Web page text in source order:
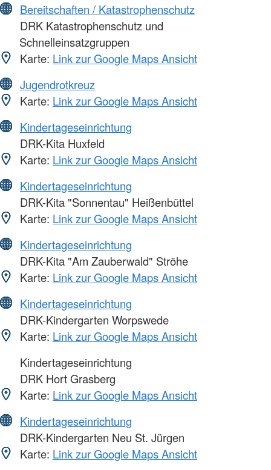
Bereitschaften / Katastrophenschutz
DRK Katastrophenschutz und
Schnelleinsatzgruppen
Karte: Link zur Google Maps Ansicht
Jugendrotkreuz
Karte: Link zur Google Maps Ansicht
Kindertageseinrichtung
DRK-Kita Huxfeld
Karte: Link zur Google Maps Ansicht
Kindertageseinrichtung
DRK-Kita "Sonnentau" Heißenbüttel
Karte: Link zur Google Maps Ansicht
Kindertageseinrichtung
DRK-Kita "Am Zauberwald" Ströhe
Karte: Link zur Google Maps Ansicht
Kindertageseinrichtung
DRK-Kindergarten Worpswede
Karte: Link zur Google Maps Ansicht
Kindertageseinrichtung
DRK Hort Grasberg
Karte: Link zur Google Maps Ansicht
Kindertageseinrichtung
DRK-Kindergarten Neu St. Jürgen
Karte: Link zur Google Maps Ansicht